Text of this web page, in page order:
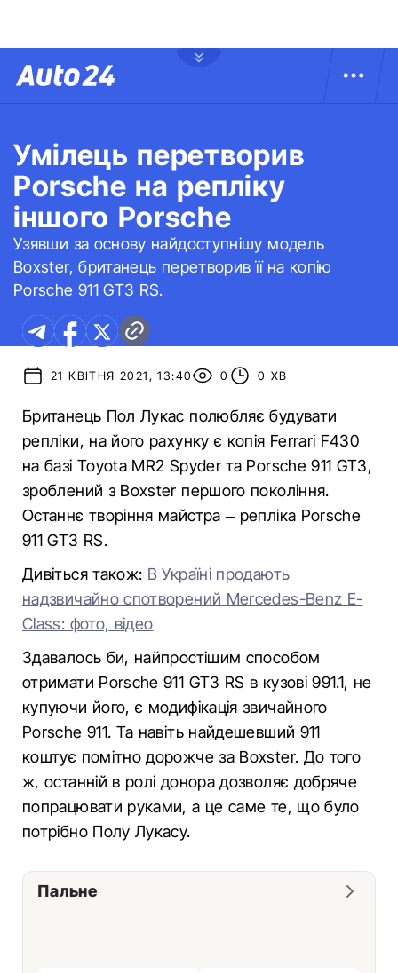
Умілець перетворив
Porsche на репліку
іншого Porsche
Узявши за основу найдоступнішу модель
Boxster, британець перетворив її на копію
Porsche 911 GT3 RS.
21 КВІТНЯ 2021, 13:40 0 0 ХВ
Британець Пол Лукас полюбляє будувати
репліки, на його рахунку є копія Ferrari F430
на базі Toyota MR2 Spyder та Porsche 911 GT3,
зроблений з Boxster першого покоління.
Останнє творіння майстра – репліка Porsche
911 GT3 RS.
Дивіться також: В Україні продають
надзвичайно спотворений Mercedes-Benz E-
Class: фото, відео
Здавалось би, найпростішим способом
отримати Porsche 911 GT3 RS в кузові 991.1, не
купуючи його, є модифікація звичайного
Porsche 911. Та навіть найдешевший 911
коштує помітно дорожче за Boxster. До того
ж, останній в ролі донора дозволяє добряче
попрацювати руками, а це саме те, що було
потрібно Полу Лукасу.
Пальне